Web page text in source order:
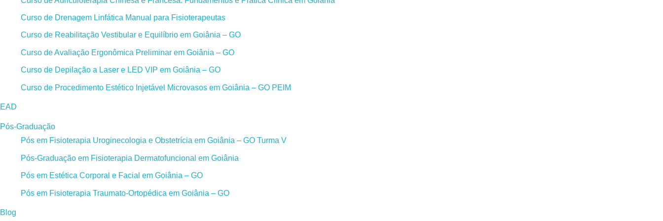
Curso de Drenagem Linfática Manual para Fisioterapeutas
Curso de Reabilitação Vestibular e Equilíbrio em Goiânia – GO
Curso de Avaliação Ergonômica Preliminar em Goiânia – GO
Curso de Depilação a Laser e LED VIP em Goiânia – GO
Curso de Procedimento Estético Injetável Microvasos em Goiânia – GO PEIM
EAD
Pós-Graduação
Pós em Fisioterapia Uroginecologia e Obstetrícia em Goiânia – GO Turma V
Pós-Graduação em Fisioterapia Dermatofuncional em Goiânia
Pós em Estética Corporal e Facial em Goiânia – GO
Pós em Fisioterapia Traumato-Ortopédica em Goiânia – GO
Blog